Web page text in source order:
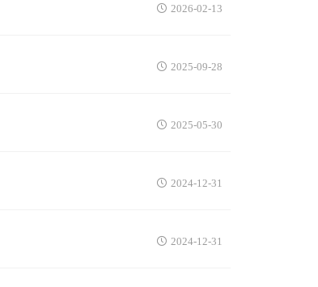
2026-02-13
2025-09-28
2025-05-30
2024-12-31
2024-12-31